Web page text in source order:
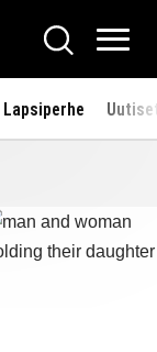
Hae
Lapsiperhe